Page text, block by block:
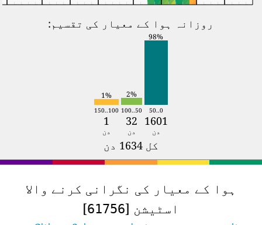
روزانہ ہوا کے معیار کی تقسیم:
98%
2%
1%
0..50
50..100
100..150
1601
32
1
دن دن دن
کل 1634 دن
ہوا کے معیار کی نگرانی کرنے والا
اسٹیشن [61756
]